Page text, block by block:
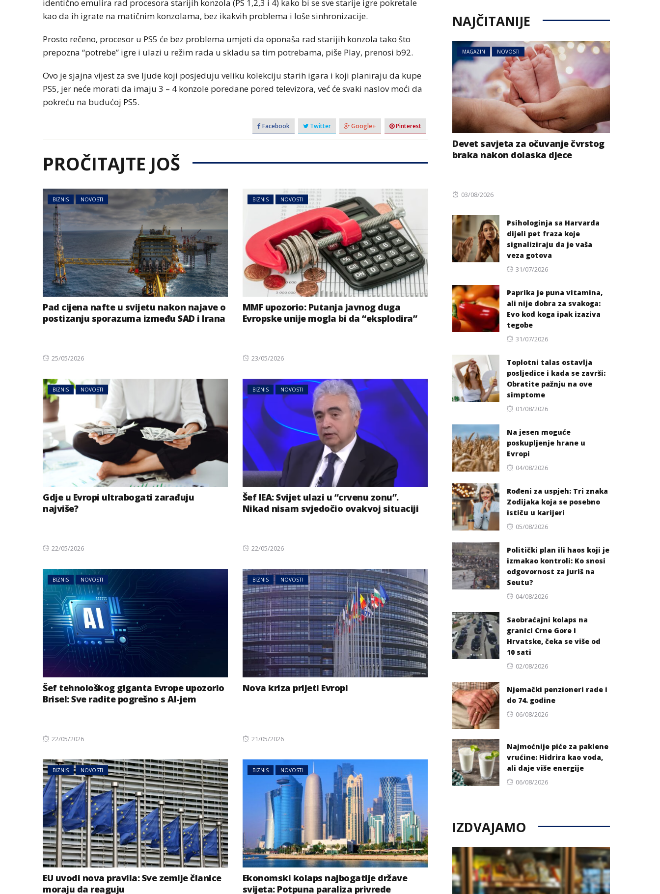
identično emulira rad procesora starijih konzola (PS 1,2,3 i 4) kako bi se sve starije igre pokretale
kao da ih igrate na matičnim konzolama, bez ikakvih problema i loše sinhronizacije.
Prosto rečeno, procesor u PS5 će bez problema umjeti da oponaša rad starijih konzola tako što
prepozna “potrebe” igre i ulazi u režim rada u skladu sa tim potrebama, piše Play, prenosi b92.
Ovo je sjajna vijest za sve ljude koji posjeduju veliku kolekciju starih igara i koji planiraju da kupe
PS5, jer neće morati da imaju 3 – 4 konzole poredane pored televizora, već će svaki naslov moći da
pokreću na budućoj PS5.
Facebook Twitter Google+ Pinterest
PROČITAJTE JOŠ
BIZNIS NOVOSTI
Pad cijena nafte u svijetu nakon najave o
postizanju sporazuma između SAD i Irana
Posted
25/05/2026
BIZNIS NOVOSTI
MMF upozorio: Putanja javnog duga
Evropske unije mogla bi da “eksplodira”
Posted
23/05/2026
BIZNIS NOVOSTI
Gdje u Evropi ultrabogati zarađuju
najviše?
Posted
22/05/2026
BIZNIS NOVOSTI
Šef IEA: Svijet ulazi u “crvenu zonu”.
Nikad nisam svjedočio ovakvoj situaciji
Posted
22/05/2026
BIZNIS NOVOSTI
Šef tehnološkog giganta Evrope upozorio
Brisel: Sve radite pogrešno s AI-jem
Posted
22/05/2026
BIZNIS NOVOSTI
Nova kriza prijeti Evropi
Posted
21/05/2026
BIZNIS NOVOSTI
EU uvodi nova pravila: Sve zemlje članice
moraju da reaguju
BIZNIS NOVOSTI
Ekonomski kolaps najbogatije države
svijeta: Potpuna paraliza privrede
NAJČITANIJE
MAGAZIN NOVOSTI
Devet savjeta za očuvanje čvrstog
braka nakon dolaska djece
Posted
03/08/2026
Psihologinja sa Harvarda
dijeli pet fraza koje
signaliziraju da je vaša
veza gotova
Posted
31/07/2026
Paprika je puna vitamina,
ali nije dobra za svakoga:
Evo kod koga ipak izaziva
tegobe
Posted
31/07/2026
Toplotni talas ostavlja
posljedice i kada se završi:
Obratite pažnju na ove
simptome
Posted
01/08/2026
Na jesen moguće
poskupljenje hrane u
Evropi
Posted
04/08/2026
Rođeni za uspjeh: Tri znaka
Zodijaka koja se posebno
ističu u karijeri
Posted
05/08/2026
Politički plan ili haos koji je
izmakao kontroli: Ko snosi
odgovornost za juriš na
Seutu?
Posted
04/08/2026
Saobraćajni kolaps na
granici Crne Gore i
Hrvatske, čeka se više od
10 sati
Posted
02/08/2026
Njemački penzioneri rade i
do 74. godine
Posted
06/08/2026
Najmoćnije piće za paklene
vrućine: Hidrira kao voda,
ali daje više energije
Posted
06/08/2026
IZDVAJAMO